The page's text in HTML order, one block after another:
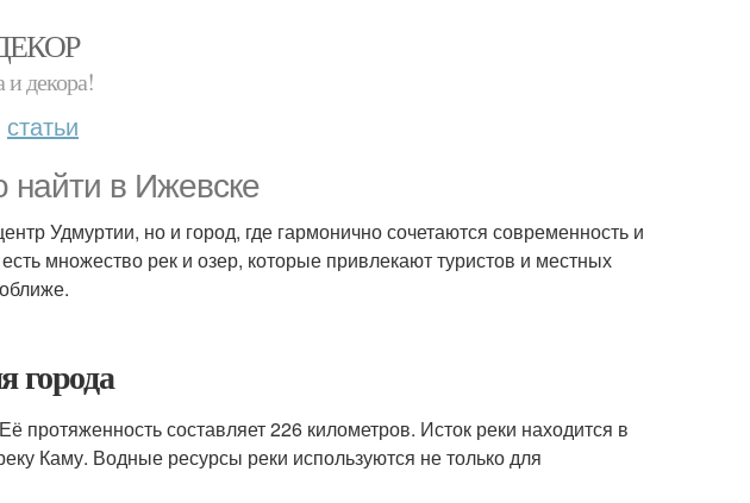
декора!
статьи
найти в Ижевске
Удмуртии, но и город, где гармонично сочетаются современность и
множество рек и озер, которые привлекают туристов и местных
города
составляет 226 километров. Исток реки находится в
Каму. Водные ресурсы реки используются не только для